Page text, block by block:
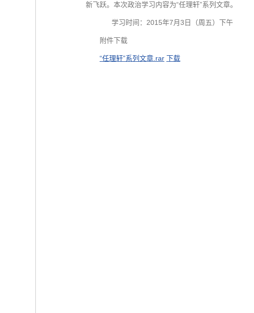
新飞跃。本次政治学习内容为“任理轩”系列文章。
学习时间：2015年7月3日（周五）下午
附件下载
“任理轩”系列文章.rar 下载